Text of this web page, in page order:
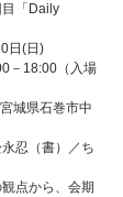
目「Daily
日(日)
－18:00（入場
城県石巻市中
忍（書）／ち
点から、会期